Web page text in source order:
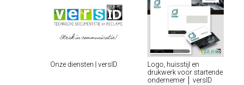
Onze diensten | versID
Logo, huisstijl en
drukwerk voor startende
ondernemer │ versID